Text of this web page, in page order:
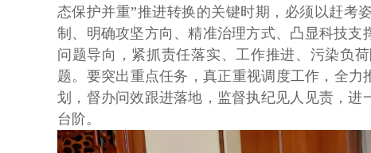
态保护并重”推进转换的关键时期，必须以赶考
制、明确攻坚方向、精准治理方式、凸显科技
问题导向，紧抓责任落实、工作推进、污染负
题。要突出重点任务，真正重视调度工作，全
划，督办问效跟进落地，监督执纪见人见责，
台阶。